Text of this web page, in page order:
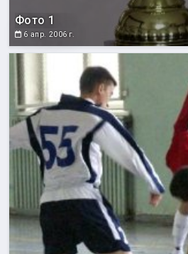
Фото 1
6 апр. 2006 г.